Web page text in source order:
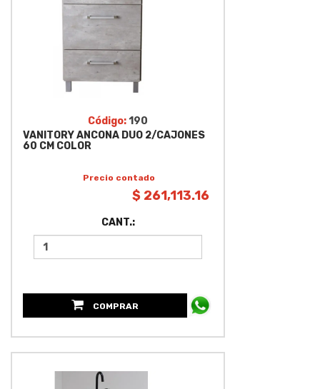
Código:190
VANITORY ANCONA DUO 2/CAJONES
60 CM COLOR
Precio contado
$ 261,113.16
CANT.:
COMPRAR